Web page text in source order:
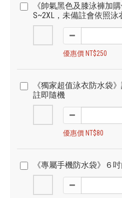
《帥氣黑色及膝泳褲加
S~2XL，未備註會依照泳
優惠價 NT$250
《獨家超值泳衣防水袋
註即隨機
優惠價 NT$80
《專屬手機防水袋》６